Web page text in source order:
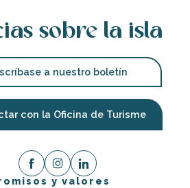
sobre la isla
a nuestro boletín
con la Oficina de Turisme
y valores